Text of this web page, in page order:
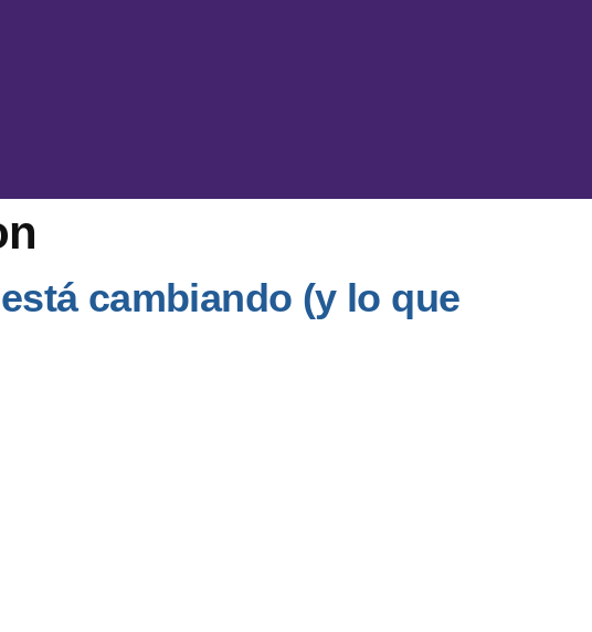
cambiando (y lo que